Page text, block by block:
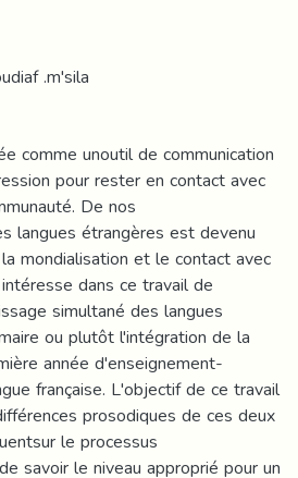
.m'sila
comme unoutil de communication
pour rester en contact avec
De nos
langues étrangères est devenu
mondialisation et le contact avec
dans ce travail de
simultané des langues
ou plutôt l'intégration de la
année d'enseignement-
française. L'objectif de ce travail
prosodiques de ces deux
le processus
savoir le niveau approprié pour un